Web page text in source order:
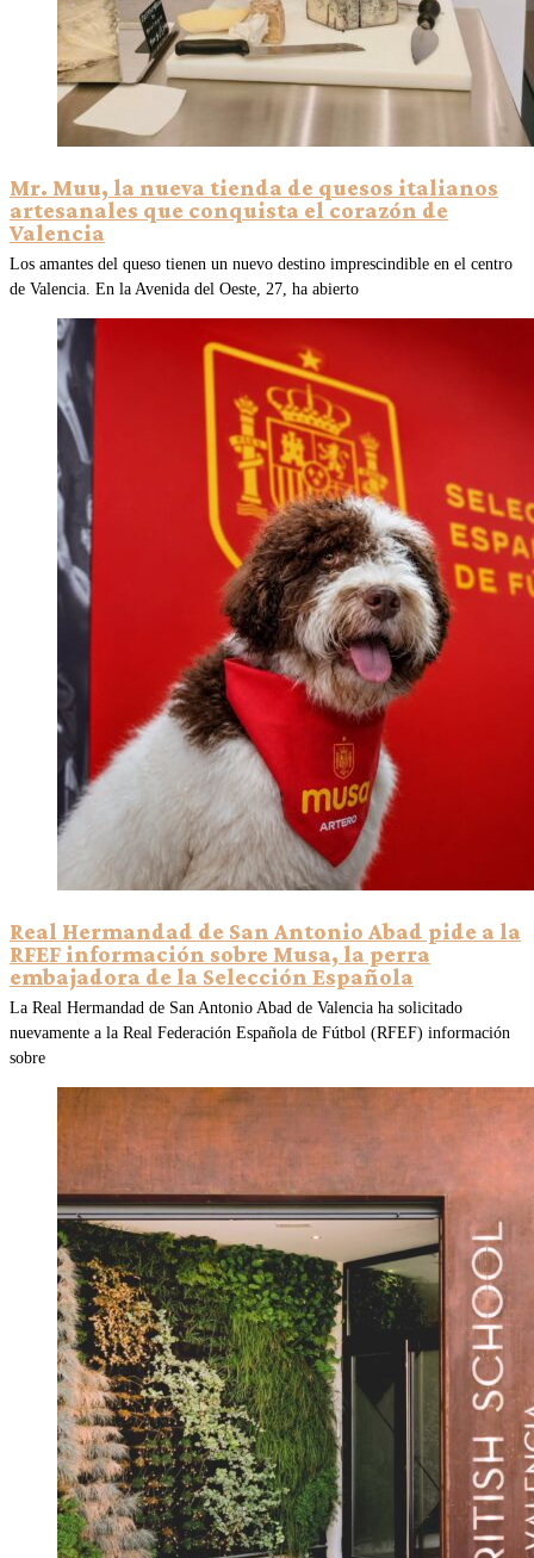
Mr. Muu, la nueva tienda de quesos italianos
artesanales que conquista el corazón de
Valencia
Los amantes del queso tienen un nuevo destino imprescindible en el centro
de Valencia. En la Avenida del Oeste, 27, ha abierto
Real Hermandad de San Antonio Abad pide a la
RFEF información sobre Musa, la perra
embajadora de la Selección Española
La Real Hermandad de San Antonio Abad de Valencia ha solicitado
nuevamente a la Real Federación Española de Fútbol (RFEF) información
sobre